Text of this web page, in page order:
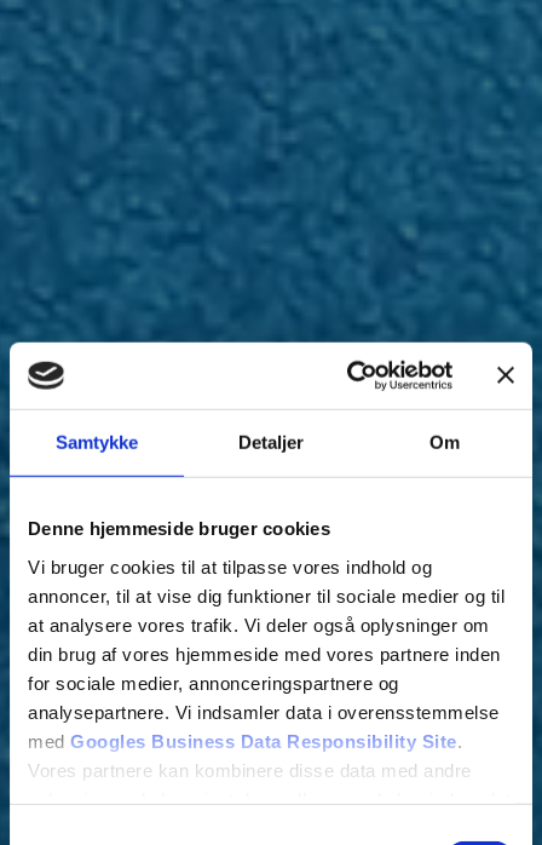
Samtykke Detaljer Om
Denne hjemmeside bruger cookies
Vi bruger cookies til at tilpasse vores indhold og
annoncer, til at vise dig funktioner til sociale medier og til
at analysere vores trafik. Vi deler også oplysninger om
din brug af vores hjemmeside med vores partnere inden
for sociale medier, annonceringspartnere og
analysepartnere. Vi indsamler data i overensstemmelse
med Googles Business Data Responsibility Site
Vores partnere kan kombinere disse data med andre
A.T.
Malerservice